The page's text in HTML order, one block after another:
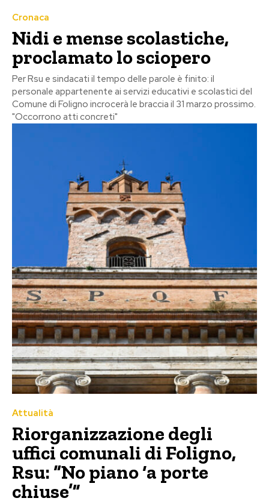
Cronaca
Nidi e mense scolastiche,
proclamato lo sciopero
Per Rsu e sindacati il tempo delle parole è finito: il
personale appartenente ai servizi educativi e scolastici del
Comune di Foligno incrocerà le braccia il 31 marzo prossimo.
"Occorrono atti concreti"
Attualità
Riorganizzazione degli
uffici comunali di Foligno,
Rsu: “No piano ‘a porte
chiuse’”